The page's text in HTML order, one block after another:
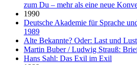
zum Du – mehr als eine neue
1990
Deutsche Akademie für Sprache
1989
Alte Bekannte? Oder: Last und
Martin Buber / Ludwig Strauß:
Hans Sahl: Das Exil im Exil